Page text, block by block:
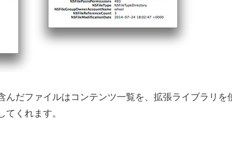
だファイルはコンテンツ一覧を、拡張ライブラリを
くれます。